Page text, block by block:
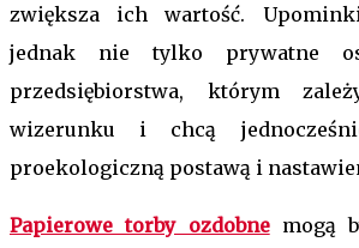
zwiększa ich wartość.
jednak nie tylko prywatne
przedsiębiorstwa, którym
wizerunku i chcą
proekologiczną postawą i
Papierowe torby ozdobnemogą